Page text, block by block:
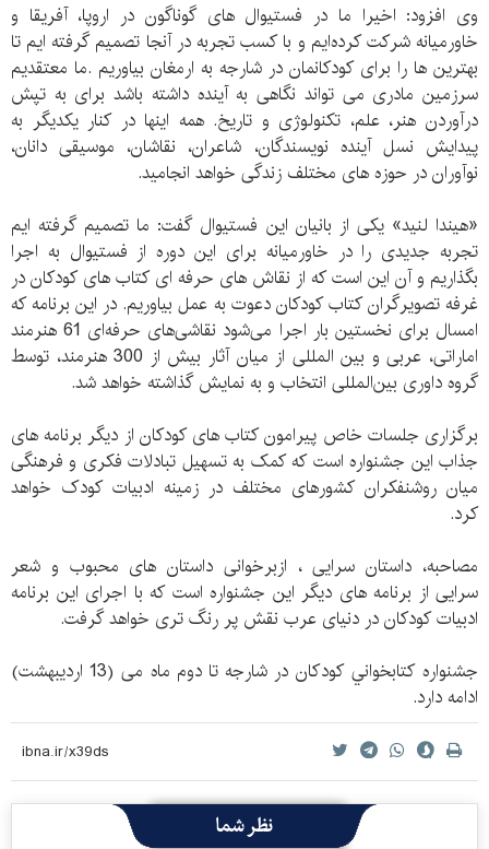
وی افزود: اخیرا ما در فستیوال های گوناگون در اروپا، آفریقا و
خاورمیانه شرکت کرده‌ایم و با کسب تجربه در آنجا تصمیم گرفته ایم تا
بهترین ها را برای کودکانمان در شارجه به ارمغان بیاوریم .ما معتقدیم
سرزمین مادری می تواند نگاهی به آینده داشته باشد برای به تپش
درآوردن هنر، علم، تکنولوژی و تاریخ. همه اینها در کنار یکدیگر به
پیدایش نسل آینده نویسندگان، شاعران، نقاشان، موسیقی دانان،
نوآوران در حوزه های مختلف زندگی خواهد انجاميد.
«هیندا لنید» یکی از بانیان این فستیوال گفت: ما تصمیم گرفته ایم
تجربه جدیدی را در خاورمیانه برای این دوره از فستیوال به اجرا
بگذاریم و آن این است که از نقاش های حرفه ای کتاب های کودکان در
غرفه تصویرگران کتاب کودکان دعوت به عمل بیاوریم. در این برنامه که
امسال برای نخستین بار اجرا می‌شود نقاشی‌های حرفه‌ای 61 هنرمند
اماراتی، عربی و بین المللی از میان آثار بیش از 300 هنرمند، توسط
گروه داوری بین‌المللی انتخاب و به نمایش گذاشته خواهد شد.
برگزاری جلسات خاص پیرامون کتاب های کودکان از دیگر برنامه های
جذاب این جشنواره است که کمک به تسهیل تبادلات فکری و فرهنگی
میان روشنفکران کشورهای مختلف در زمینه ادبیات کودک خواهد
کرد.
مصاحبه، داستان سرایی ، ازبرخوانی داستان های محبوب و شعر
سرایی از برنامه های دیگر این جشنواره است که با اجرای این برنامه
ادبیات کودکان در دنیای عرب نقش پر رنگ تری خواهد گرفت.
جشنواره كتابخواني كودكان در شارجه تا دوم ماه می (13 اردیبهشت)
ادامه دارد.
نظر شما